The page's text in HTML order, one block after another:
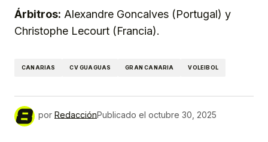
Árbitros: Alexandre Goncalves (Portugal) y
Christophe Lecourt (Francia).
CANARIAS CV GUAGUAS GRAN CANARIA VOLEIBOL
por RedacciónPublicado el octubre 30, 2025